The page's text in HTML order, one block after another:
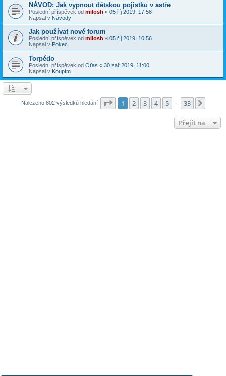
NÁVOD: Jak vypnout dětskou pojistku v astře
Poslední příspěvek od milosh « 05 říj 2019, 17:58
Napsal v Návody
Jak používat nové forum
Poslední příspěvek od milosh « 05 říj 2019, 10:56
Napsal v Pokec
Torpédo
Poslední příspěvek od Oťas « 30 zář 2019, 11:00
Napsal v Koupím
Nalezeno 802 výsledků hledání Stránka z 33
1 2 3 4 5 33
Přejít na